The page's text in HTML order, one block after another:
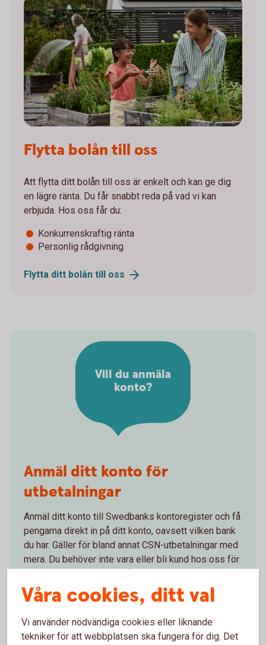
Flytta bolån till oss
Att flytta ditt bolån till oss är enkelt och kan ge dig
en lägre ränta. Du får snabbt reda på vad vi kan
erbjuda. Hos oss får du:
Konkurrenskraftig ränta
Personlig rådgivning
Flytta ditt bolån till oss
Vill du anmäla
konto?
Anmäl ditt konto för
utbetalningar
Anmäl ditt konto till Swedbanks kontoregister och få
pengarna direkt in på ditt konto, oavsett vilken bank
du har. Gäller för bland annat CSN-utbetalningar med
mera. Du behöver inte vara eller bli kund hos oss för
Anmäl konto till Swedbanks kontoregister
Våra cookies, ditt val
Vi använder nödvändiga cookies eller liknande
tekniker för att webbplatsen ska fungera för dig. Det